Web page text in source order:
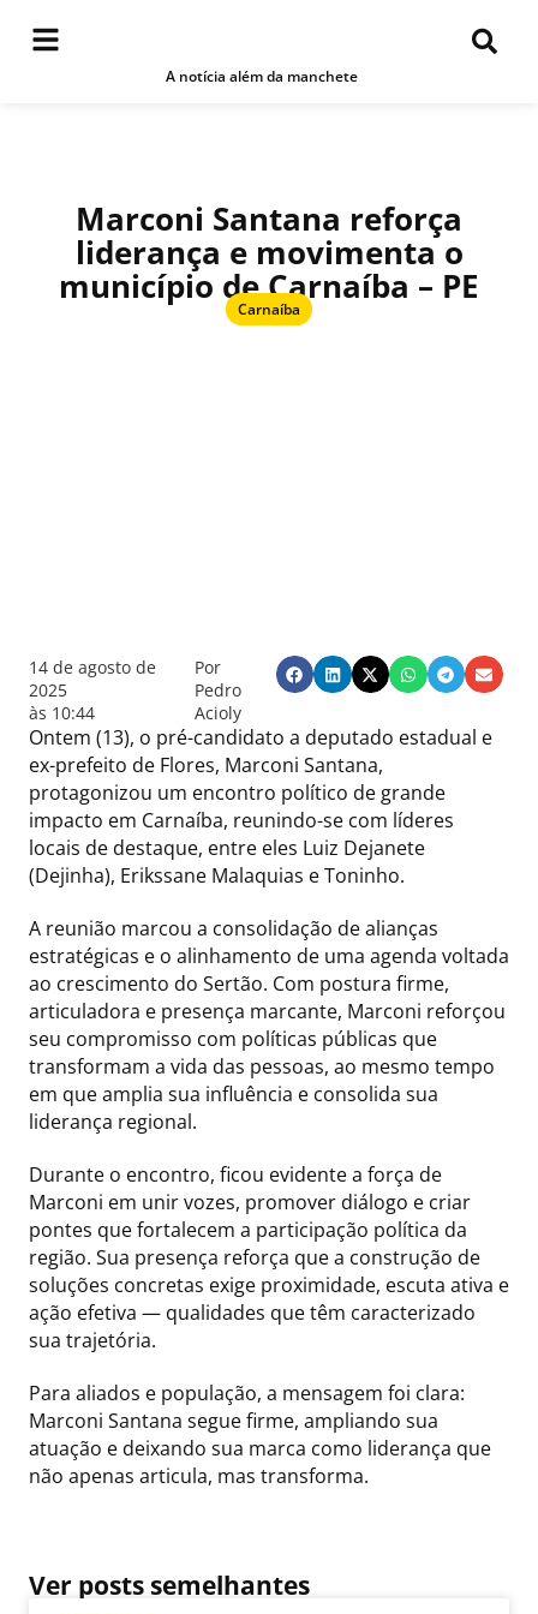
A notícia além da manchete
Marconi Santana reforça
liderança e movimenta o
município de Carnaíba – PE
Carnaíba
14 de agosto de
2025
às 10:44
Por
Pedro
Acioly
Ontem (13), o pré-candidato a deputado estadual e
ex-prefeito de Flores, Marconi Santana,
protagonizou um encontro político de grande
impacto em Carnaíba, reunindo-se com líderes
locais de destaque, entre eles Luiz Dejanete
(Dejinha), Erikssane Malaquias e Toninho.
A reunião marcou a consolidação de alianças
estratégicas e o alinhamento de uma agenda voltada
ao crescimento do Sertão. Com postura firme,
articuladora e presença marcante, Marconi reforçou
seu compromisso com políticas públicas que
transformam a vida das pessoas, ao mesmo tempo
em que amplia sua influência e consolida sua
liderança regional.
Durante o encontro, ficou evidente a força de
Marconi em unir vozes, promover diálogo e criar
pontes que fortalecem a participação política da
região. Sua presença reforça que a construção de
soluções concretas exige proximidade, escuta ativa e
ação efetiva — qualidades que têm caracterizado
sua trajetória.
Para aliados e população, a mensagem foi clara:
Marconi Santana segue firme, ampliando sua
atuação e deixando sua marca como liderança que
não apenas articula, mas transforma.
Ver posts semelhantes